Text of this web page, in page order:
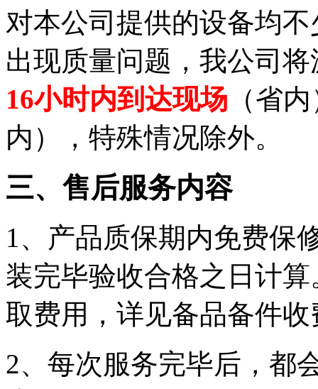
对本公司提供的设备均
出现质量问题，我公司
16小时内到达现场 （省
内），特殊情况除外。
三、售后服务内容
1、产品质保期内免费保
装完毕验收合格之日计
取费用，详见备品备件
2、每次服务完毕后，都